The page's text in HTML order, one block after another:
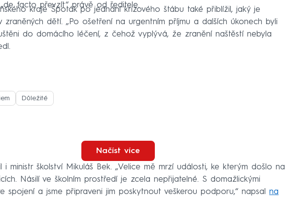
facto převzít“ právě od ředitele.
kraje Špoták po jednání krizového štábu také přiblížil, jaký je
zraněných dětí. „Po ošetření na urgentním příjmu a dalších úkonech byli
do domácího léčení, z čehož vyplývá, že zranění naštěstí nebyla
Důležité
Načíst více
i ministr školství Mikuláš Bek. „Velice mě mrzí události, ke kterým došlo na
Násilí ve školním prostředí je zcela nepřijatelné. S domažlickými
spojení a jsme připraveni jim poskytnout veškerou podporu,“ napsal na